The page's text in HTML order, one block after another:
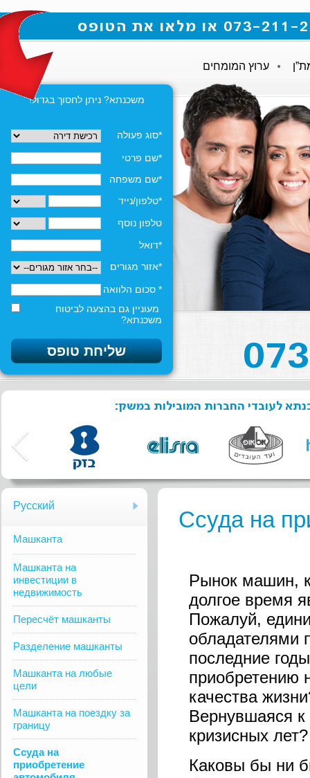
ערוץ המומחים
משכנתא? ניתן לחסוך בגדול!
*סוג פעולה
*שם פרטי
*שם משפחה
*טלפון/נייד
טלפון נוסף
*דואל
*אזור מגורים
* סכום הלוואה
מעוניין גם בהצעה לביטוח
משכנתא?
לעובדי החברות המובילות במשק:
Русский
Mашканта
Машканта на
инвестиции в
недвижимость
Пересчёт машканты
Разделение машканты
Машканта на любые
цели
Машканта на поездку за
границу
Ссуда на
приобретение
Ссуда на
Рынок машин,
долгое время
Пожалуй,
обладателями
последние
приобретению
качества
Вернувшаяся к
кризисных лет?
Каковы бы ни